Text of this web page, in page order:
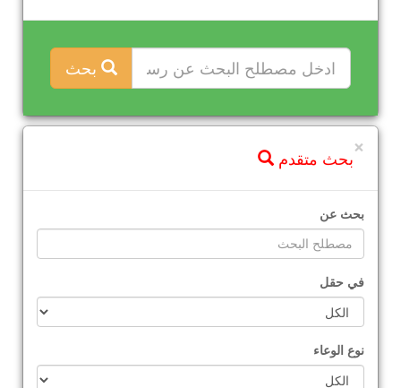
×بحث متقدم
بحث عن
في حقل
نوع الوعاء